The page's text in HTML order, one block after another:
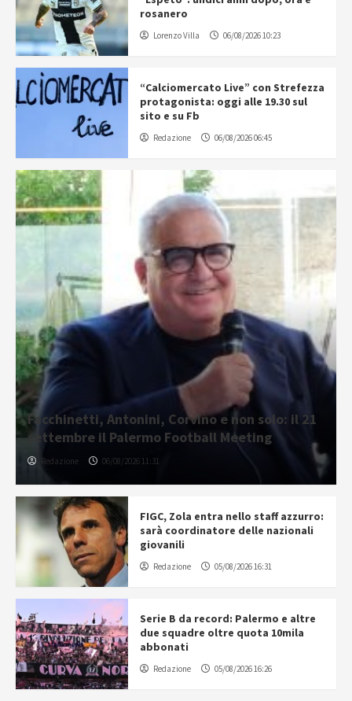
rosanero
Lorenzo Villa 06/08/2026 10:23
“Calciomercato Live” con Strefezza
protagonista: oggi alle 19.30 sul
sito e su Fb
Redazione 06/08/2026 06:45
Facchinetti, Antonini, Corvino e non solo: il 21
settembre il Palermo Football Meeting
Redazione 06/08/2026 11:31
FIGC, Zola entra nello staff azzurro:
sarà coordinatore delle nazionali
giovanili
Redazione 05/08/2026 16:31
Serie B da record: Palermo e altre
due squadre oltre quota 10mila
abbonati
Redazione 05/08/2026 16:26